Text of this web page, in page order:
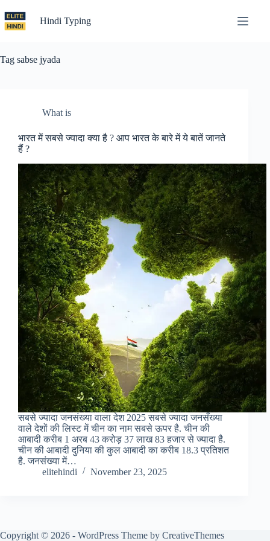
to
content
Hindi Typing
Tag sabse jyada
What is
भारत में सबसे ज्यादा क्या है ? आप भारत के बारे में ये बातें जानते
हैं ?
सबसे ज्यादा जनसंख्या वाला देश 2025 सबसे ज्यादा जनसँख्या
वाले देशों की लिस्ट में चीन का नाम सबसे ऊपर है. चीन की
आबादी करीब 1 अरब 43 करोड़ 37 लाख 83 हजार से ज्यादा है.
चीन की आबादी दुनिया की कुल आबादी का करीब 18.3 प्रतिशत
है. जनसंख्या में…
elitehindi
November 23, 2025
Copyright © 2026 - WordPress Theme by CreativeThemes